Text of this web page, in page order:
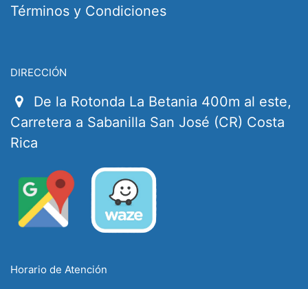
Términos y Condiciones
DIRECCIÓN
De la Rotonda La Betania 400m al este,
Carretera a Sabanilla San José (CR) Costa
Rica
Horario de Atención